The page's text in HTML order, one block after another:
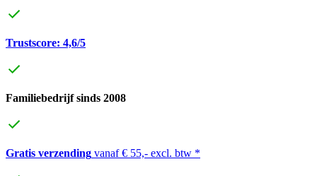
Trustscore: 4,6/5
Familiebedrijf sinds 2008
Gratis verzending vanaf € 55,- excl. btw *